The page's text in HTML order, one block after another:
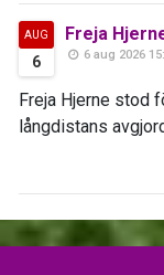
AUG
6
Freja
6 aug 2026
Freja Hjerne stod
långdistans